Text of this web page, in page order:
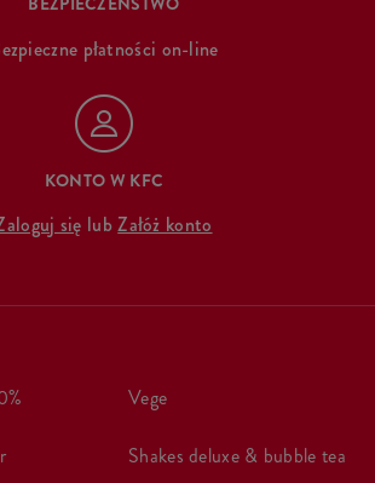
płatności on-line
KONTO W KFC
się lubZałóż konto
vege
shakes deluxe & bubble tea